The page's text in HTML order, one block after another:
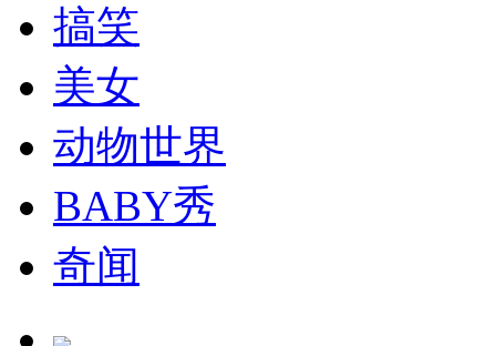
司机酒驾遇交警 急速倒车逃窜
搞笑
美女
动物世界
BABY秀
奇闻